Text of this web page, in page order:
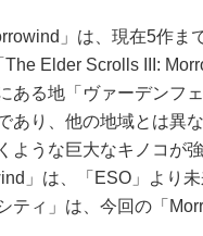
」は、現在5作ま
The Elder Scrolls III:
ある地「ヴァーデンフ
あり、他の地域とは異
ような巨大なキノコが
」は、「ESO」より
ティ」は、今回の「